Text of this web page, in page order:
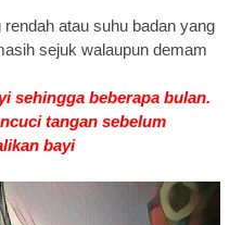
atau suhu badan yang
sejuk walaupun demam
sehingga beberapa bulan.
tangan sebelum
bayi